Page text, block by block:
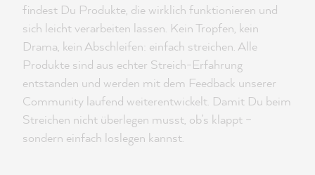
findest Du Produkte, die wirklich funktionieren und
sich leicht verarbeiten lassen. Kein Tropfen, kein
Drama, kein Abschleifen: einfach streichen. Alle
Produkte sind aus echter Streich-Erfahrung
entstanden und werden mit dem Feedback unserer
Community laufend weiterentwickelt. Damit Du beim
Streichen nicht überlegen musst, ob’s klappt –
sondern einfach loslegen kannst.